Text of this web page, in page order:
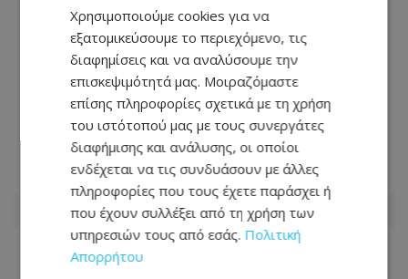
Προσοχή: Αυτούς ψάχνουν για
διάρρηξη και κλοπή κατοικίας στη
Λεμεσό - Δείτε φωτογραφίες
06.08.2026 - 12:18
Χρησιμοποιούμε cookies για να
εξατομικεύσουμε το περιεχόμενο, τις
διαφημίσεις και να αναλύσουμε την
επισκεψιμότητά μας. Μοιραζόμαστε
επίσης πληροφορίες σχετικά με τη χρήση
του ιστότοπού μας με τους συνεργάτες
διαφήμισης και ανάλυσης, οι οποίοι
ενδέχεται να τις συνδυάσουν με άλλες
πληροφορίες που τους έχετε παράσχει ή
που έχουν συλλέξει από τη χρήση των
υπηρεσιών τους από εσάς. Πολιτική
Απορρήτου